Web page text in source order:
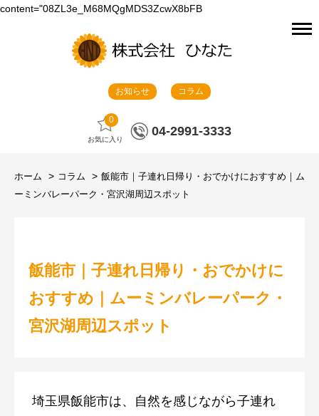
content="08ZL3e_M68MQgMDS3ZcwX8bFB
お知らせ コラム
0
お気に入り
04-2991-3333
ホーム コラム
飯能市｜子連れ日帰り・おでかけにおすすめ｜ム
ーミンバレーパーク・宮沢湖周辺スポット
飯能市｜子連れ日帰り・おでかけに
おすすめ｜ムーミンバレーパーク・
宮沢湖周辺スポット
埼玉県飯能市は、自然を感じながら子連れ